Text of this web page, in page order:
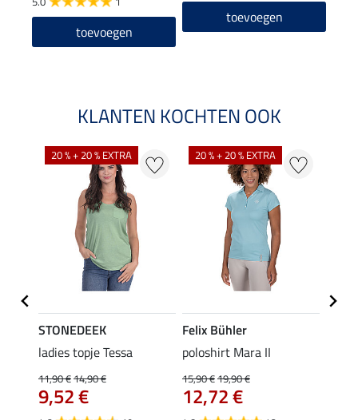
toevoegen
toevoegen
KLANTEN KOCHTEN OOK
20 % + 20 % EXTRA
STONEDEEK
ladies topje Tessa
11,90 €14,90 €
9,52 €
20 % + 20 % EXTRA
Felix Bühler
poloshirt Mara II
15,90 €19,90 €
12,72 €